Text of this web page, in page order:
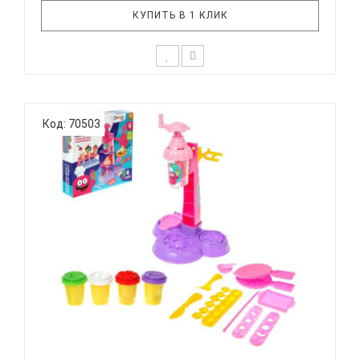
КУПИТЬ В 1 КЛИК
волшебный чемоданчик с формочками и
пластилином. С ним малыш представит себя
кондитером и поэкспериментирует в
приготовлении десертов. Из комплектующих
получится слепить пирожки, пышки или пряники и
разноо..
Код: 70503
НАБОР ДЛЯ ТВОРЧЕСТВА ПЛАСТИЛИН ЭВРИКИ
'ФАБРИКА...